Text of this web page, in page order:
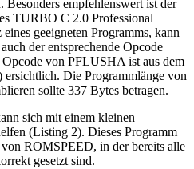
Besonders empfehlenswert ist der
TURBO C 2.0 Professional
geeigneten Programms, kann
der entsprechende Opcode
von PFLUSHA ist aus dem
Die Programmlänge von
sollte 337 Bytes betragen.
sich mit einem kleinen
(Listing 2). Dieses Programm
ROMSPEED, in der bereits alle
gesetzt sind.